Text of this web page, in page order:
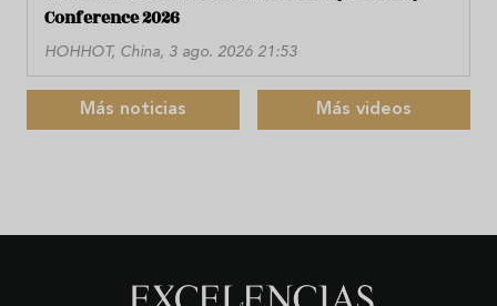
Conference 2026
HOHHOT, China, 3 ago. 2026 21:53
Más noticias Más videos